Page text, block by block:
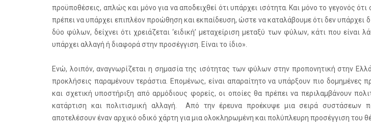
προϋποθέσεις, απλώς και μόνο για να αποδειχθεί ότι υπάρχει ισότητα. Και μόνο το γεγονός ότι
πρέπει να υπάρχει επιπλέον προώθηση και εκπαίδευση, ώστε να καταλάβουμε ότι δεν υπάρχει
δύο φύλων, δείχνει ότι χρειάζεται ‘ειδική’ μεταχείριση μεταξύ των φύλων, κάτι που είναι
υπάρχει αλλαγή ή διαφορά στην προσέγγιση. Είναι το ίδιο».
Ενώ, λοιπόν, αναγνωρίζεται η σημασία της ισότητας των φύλων στην προπονητική στην
προκλήσεις παραμένουν τεράστια. Επομένως, είναι απαραίτητο να υπάρξουν πιο δομημένες
και σχετική υποστήριξη από αρμόδιους φορείς, οι οποίες θα πρέπει να περιλαμβάνουν
κατάρτιση και πολιτισμική αλλαγή. Από την έρευνα προέκυψε μια σειρά συστάσεων
αποτελέσουν έναν αρχικό οδικό χάρτη για μια ολοκληρωμένη και πολύπλευρη προσέγγιση του